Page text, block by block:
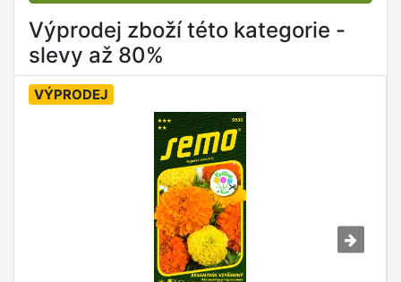
Výprodej zboží této kategorie -
slevy až 80%
VÝPRODEJ